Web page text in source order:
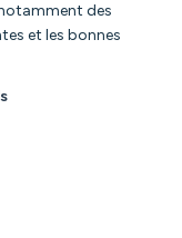
des
et les bonnes